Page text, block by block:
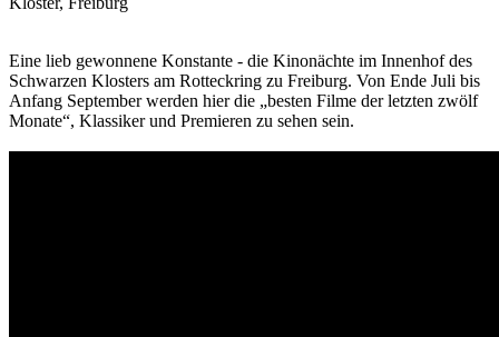
Eine lieb gewonnene Konstante - die Kinonächte im Innenhof des
Schwarzen Klosters am Rotteckring zu Freiburg. Von Ende Juli bis
Anfang September werden hier die „besten Filme der letzten zwölf
Monate“, Klassiker und Premieren zu sehen sein.